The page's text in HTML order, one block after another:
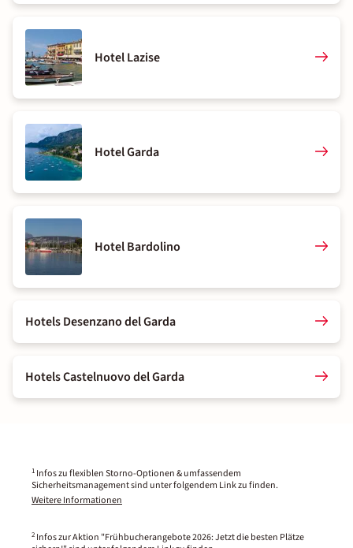
Hotel Lazise
Hotel Garda
Hotel Bardolino
Hotels Desenzano del Garda
Hotels Castelnuovo del Garda
1 Infos zu flexiblen Storno-Optionen & umfassendem
Sicherheitsmanagement sind unter folgendem Link zu finden.
Weitere Informationen
2 Infos zur Aktion "Frühbucherangebote 2026: Jetzt die besten Plätze